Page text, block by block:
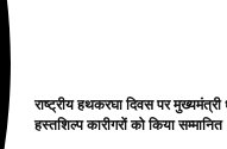
राष्ट्रीय हथकरघा दिवस पर
हस्तशिल्प कारीगरों को किया सम्मानित